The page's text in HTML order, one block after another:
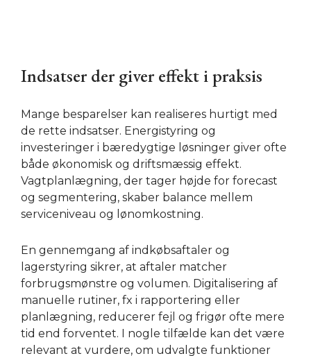
Indsatser der giver effekt i praksis
Mange besparelser kan realiseres hurtigt med
de rette indsatser. Energistyring og
investeringer i bæredygtige løsninger giver ofte
både økonomisk og driftsmæssig effekt.
Vagtplanlægning, der tager højde for forecast
og segmentering, skaber balance mellem
serviceniveau og lønomkostning.
En gennemgang af indkøbsaftaler og
lagerstyring sikrer, at aftaler matcher
forbrugsmønstre og volumen. Digitalisering af
manuelle rutiner, fx i rapportering eller
planlægning, reducerer fejl og frigør ofte mere
tid end forventet. I nogle tilfælde kan det være
relevant at vurdere, om udvalgte funktioner